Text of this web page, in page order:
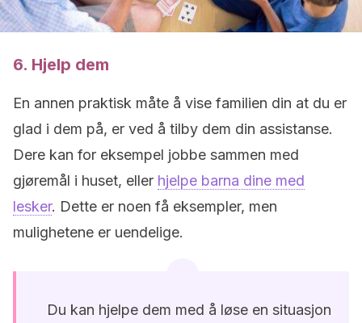
6. Hjelp dem
En annen praktisk måte å vise familien din at du er
glad i dem på, er ved å tilby dem din assistanse.
Dere kan for eksempel jobbe sammen med
gjøremål i huset, eller hjelpe barna dine med
lesker. Dette er noen få eksempler, men
mulighetene er uendelige.
Du kan hjelpe dem med å løse en situasjon